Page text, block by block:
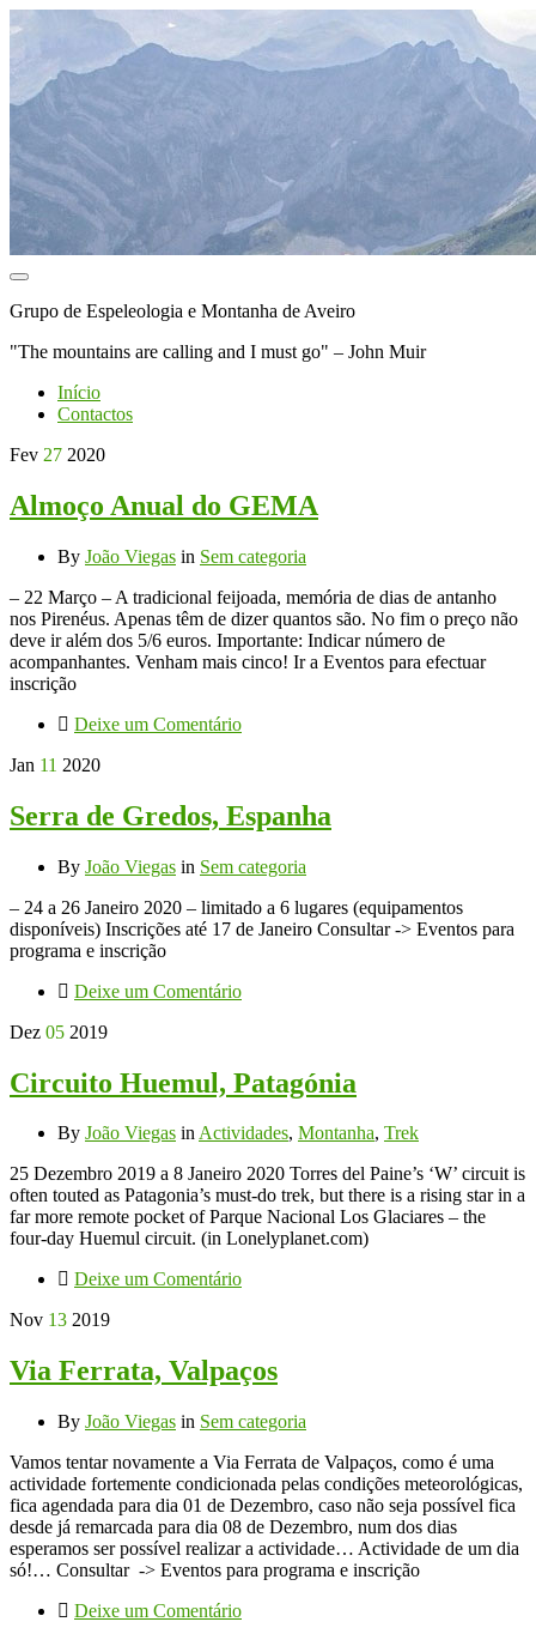
Toggle
navigation
Grupo de Espeleologia e Montanha de Aveiro
"The mountains are calling and I must go" – John Muir
Início
Contactos
Fev 27 2020
Almoço Anual do GEMA
By João Viegas in Sem categoria
– 22 Março – A tradicional feijoada, memória de dias de antanho
nos Pirenéus. Apenas têm de dizer quantos são. No fim o preço não
deve ir além dos 5/6 euros. Importante: Indicar número de
acompanhantes. Venham mais cinco! Ir a Eventos para efectuar
inscrição
Deixe um Comentário
Jan 11 2020
Serra de Gredos, Espanha
By João Viegas in Sem categoria
– 24 a 26 Janeiro 2020 – limitado a 6 lugares (equipamentos
disponíveis) Inscrições até 17 de Janeiro Consultar -> Eventos para
programa e inscrição
Deixe um Comentário
Dez 05 2019
Circuito Huemul, Patagónia
By João Viegas inActividades, Montanha, Trek
25 Dezembro 2019 a 8 Janeiro 2020 Torres del Paine’s ‘W’ circuit is
often touted as Patagonia’s must-do trek, but there is a rising star in a
far more remote pocket of Parque Nacional Los Glaciares – the
four-day Huemul circuit. (in Lonelyplanet.com)
Deixe um Comentário
Nov 13 2019
Via Ferrata, Valpaços
By João Viegas in Sem categoria
Vamos tentar novamente a Via Ferrata de Valpaços, como é uma
actividade fortemente condicionada pelas condições meteorológicas,
fica agendada para dia 01 de Dezembro, caso não seja possível fica
desde já remarcada para dia 08 de Dezembro, num dos dias
esperamos ser possível realizar a actividade… Actividade de um dia
só!… Consultar -> Eventos para programa e inscrição
Deixe um Comentário